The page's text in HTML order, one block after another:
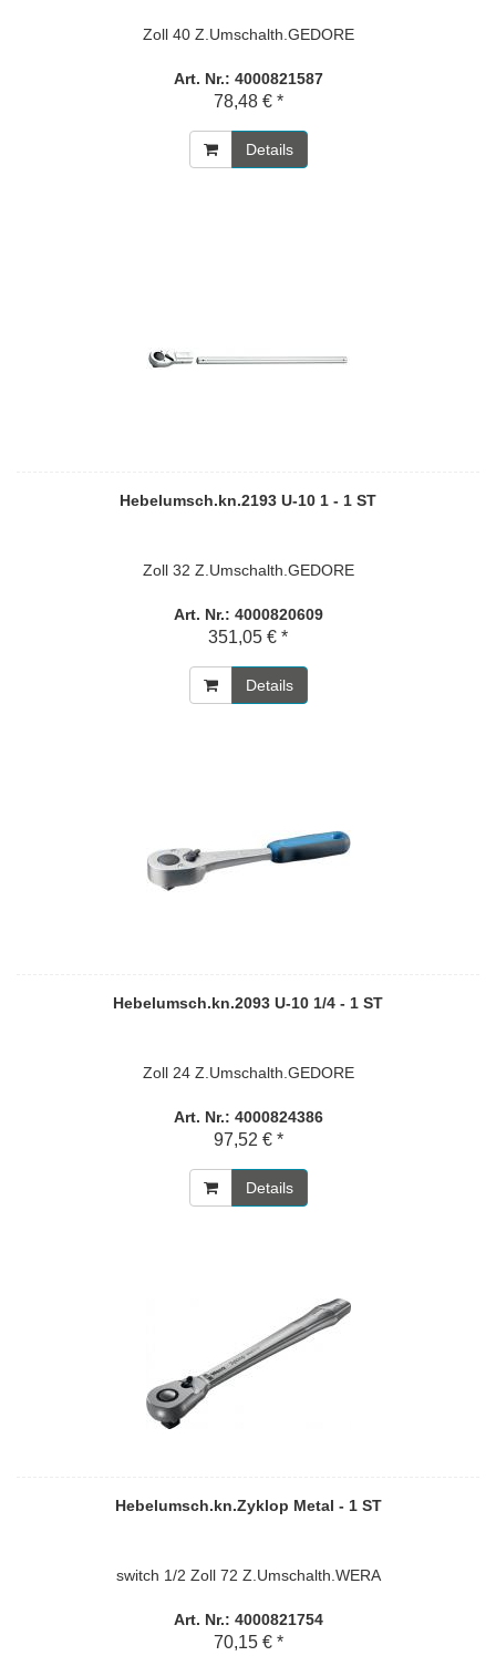
Zoll 40 Z.Umschalth.GEDORE
Art. Nr.: 4000821587
78,48 € *
Details
Hebelumsch.kn.2193 U-10 1 - 1 ST
Zoll 32 Z.Umschalth.GEDORE
Art. Nr.: 4000820609
351,05 € *
Details
Hebelumsch.kn.2093 U-10 1/4 - 1 ST
Zoll 24 Z.Umschalth.GEDORE
Art. Nr.: 4000824386
97,52 € *
Details
Hebelumsch.kn.Zyklop Metal - 1 ST
switch 1/2 Zoll 72 Z.Umschalth.WERA
Art. Nr.: 4000821754
70,15 € *